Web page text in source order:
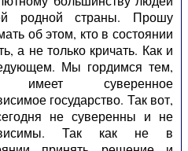
родной страны. Прошу
об этом, кто в состоянии
а не только кричать. Как и
Мы гордимся тем,
имеет суверенное
государство. Так вот,
не суверенны и не
Так как не в